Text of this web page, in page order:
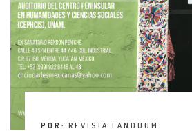
POR: REVISTA LANDUUM